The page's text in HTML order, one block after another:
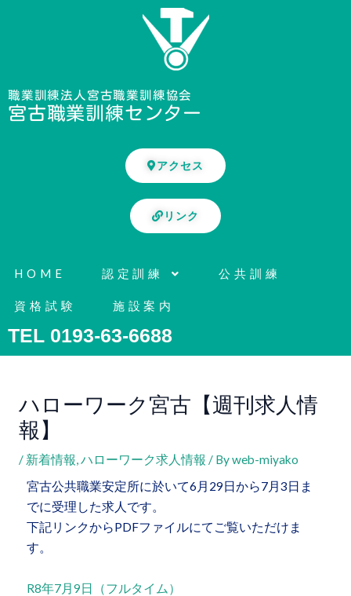
キ
ッ
職業訓練法人宮古職業訓練協会
宮古職業訓練センター
アクセス
リンク
HOME 認定訓練 公共訓練
資格試験 施設案内
TEL 0193-63-6688
ハローワーク宮古【週刊求人情
報】
/ 新着情報 ハローワーク求人情報 / Byweb-miyako
宮古公共職業安定所に於いて6 月 29日から7月3日ま
でに受理した求人です。
下記リンクからPDFファイルにてご覧いただけま
す。
R8年7月9日（フルタイム）